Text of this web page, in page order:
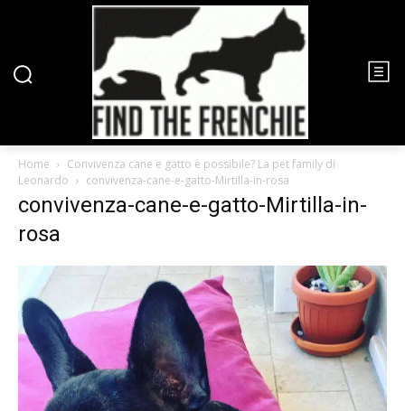
Home
Convivenza cane e gatto è possibile? La pet family di
Leonardo
convivenza-cane-e-gatto-Mirtilla-in-rosa
convivenza-cane-e-gatto-Mirtilla-in-
rosa